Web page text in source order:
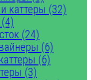
каттеры (32)
(24)
(6)
(6)
(3)